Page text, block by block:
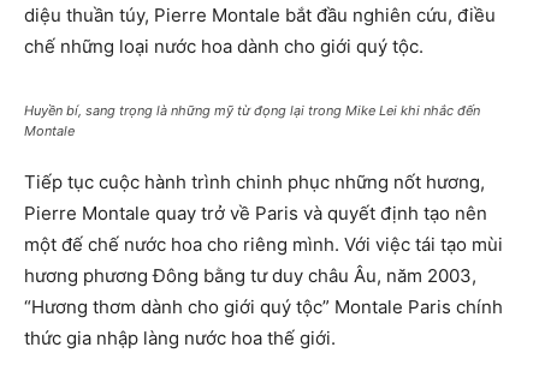
diệu thuần túy, Pierre Montale bắt đầu nghiên cứu, điều
chế những loại nước hoa dành cho giới quý tộc.
Huyền bí, sang trọng là những mỹ từ đọng lại trong Mike Lei khi nhắc đến
Montale
Tiếp tục cuộc hành trình chinh phục những nốt hương,
Pierre Montale quay trở về Paris và quyết định tạo nên
một đế chế nước hoa cho riêng mình. Với việc tái tạo mùi
hương phương Đông bằng tư duy châu Âu, năm 2003,
“Hương thơm dành cho giới quý tộc” Montale Paris chính
thức gia nhập làng nước hoa thế giới.